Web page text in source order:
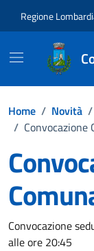
Regione
Home / Novità /
/ Convocazione
Dettagli
Convocazione
alle ore 20:45